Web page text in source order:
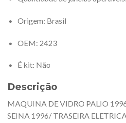
Origem: Brasil
OEM: 2423
É kit: Não
Descrição
MAQUINA DE VIDRO PALIO
SEINA 1996/ TRASEIRA